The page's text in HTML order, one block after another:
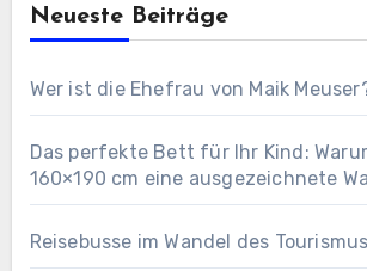
Neueste Beiträge
Wer ist die Ehefrau von Maik
Das perfekte Bett für Ihr Kind:
160×190 cm eine ausgezeichnete
Reisebusse im Wandel des Tourismus